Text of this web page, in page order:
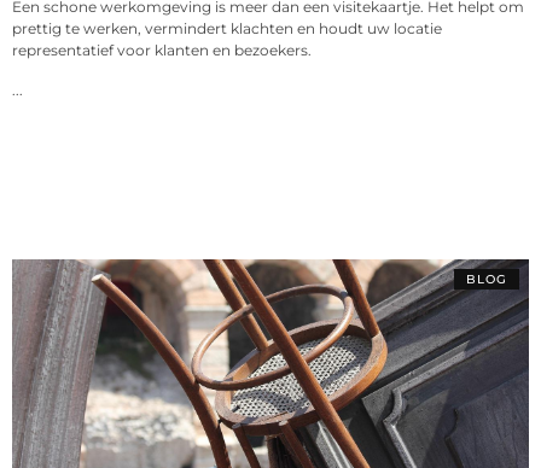
Een schone werkomgeving is meer dan een visitekaartje. Het helpt om
prettig te werken, vermindert klachten en houdt uw locatie
representatief voor klanten en bezoekers.
BLOG